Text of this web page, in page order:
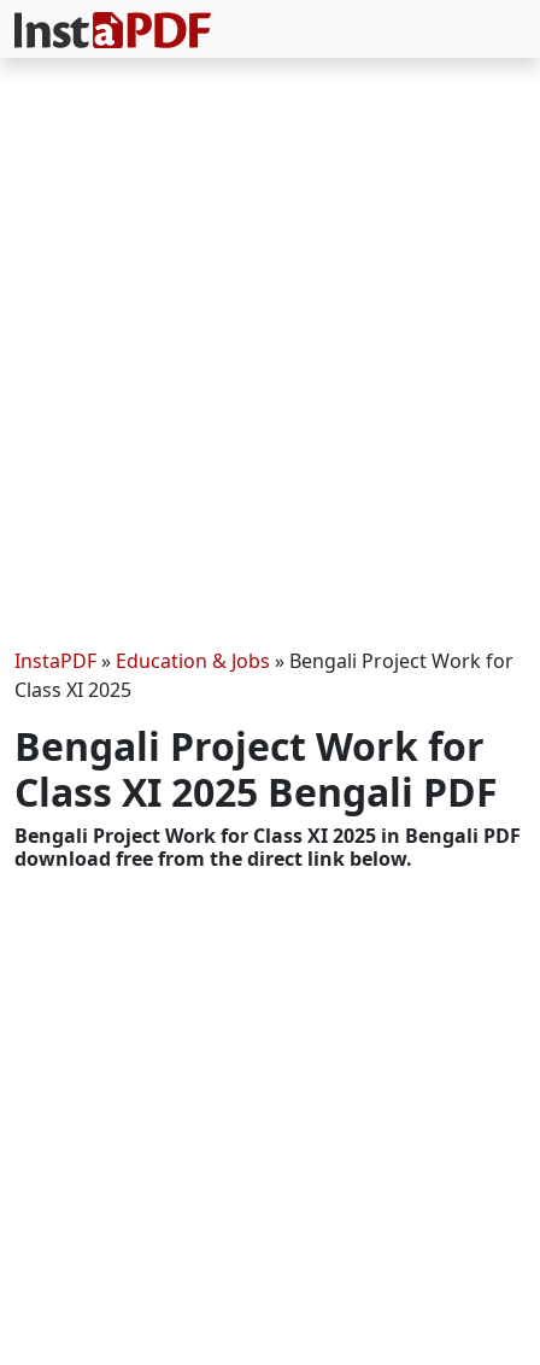
InstaPDF» Education & Jobs » Bengali Project Work for
Class XI 2025
Bengali Project Work for
Class XI 2025 Bengali PDF
Bengali Project Work for Class XI 2025 in Bengali PDF
download free from the direct link below.